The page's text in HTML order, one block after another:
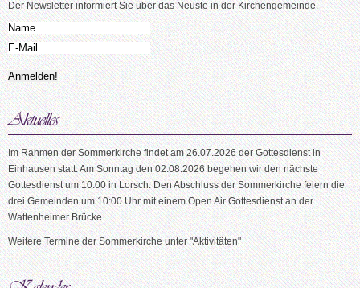
Der Newsletter informiert Sie über das Neuste in der Kirchengemeinde.
Im Rahmen der Sommerkirche findet am 26.07.2026 der Gottesdienst in
Einhausen statt. Am Sonntag den 02.08.2026 begehen wir den nächste
Gottesdienst um 10:00 in Lorsch. Den Abschluss der Sommerkirche feiern die
drei Gemeinden um 10:00 Uhr mit einem Open Air Gottesdienst an der
Wattenheimer Brücke.
Weitere Termine der Sommerkirche unter "Aktivitäten"